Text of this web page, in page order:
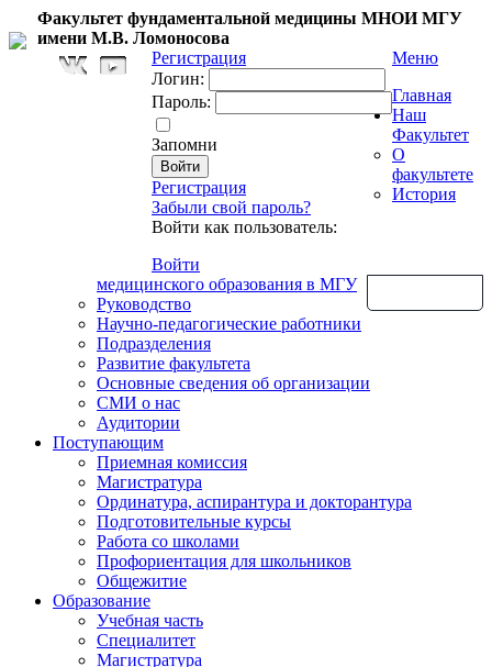
Факультет фундаментальной медицины МНОИ МГУ
имени М.В. Ломоносова
Регистрация
Логин:
Пароль:
Запомни
Регистрация
Забыли свой пароль?
Войти как пользователь:
Войти
Меню
Главная
Наш
Факультет
О
факультете
История
медицинского образования в МГУ
Руководство
Научно-педагогические работники
Подразделения
Развитие факультета
Основные сведения об организации
СМИ о нас
Аудитории
Поступающим
Приемная комиссия
Магистратура
Ординатура, аспирантура и докторантура
Подготовительные курсы
Работа со школами
Профориентация для школьников
Общежитие
Образование
Учебная часть
Специалитет
Магистратура